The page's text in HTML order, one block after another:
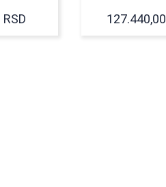
RSD 127.440,00